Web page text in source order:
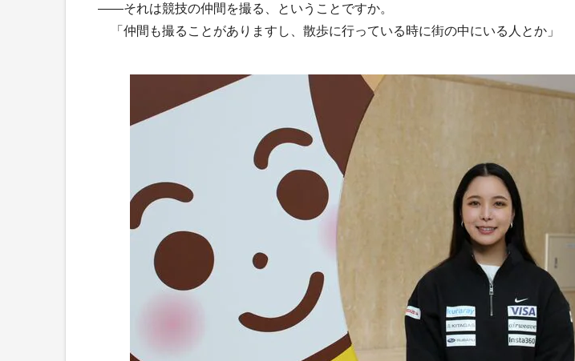
――それは競技の仲間を撮る、ということですか。
「仲間も撮ることがありますし、散歩に行っている時に街の中にいる人とか」